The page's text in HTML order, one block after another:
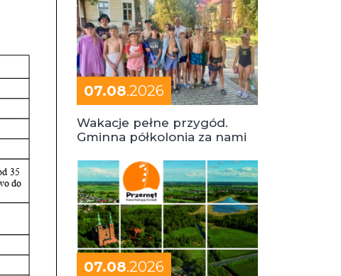
07.08.2026
Wakacje pełne przygód.
Gminna półkolonia za nami
07.08.2026